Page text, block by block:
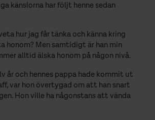
känslorna har följt henne sedan
hur jag får tänka och känna kring
honom? Men samtidigt är han min
alltid älska honom på någon nivå.
år och hennes pappa hade kommit ut
var hon övertygad om att han snart
Hon ville ha någonstans att vända